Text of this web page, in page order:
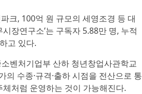
크, 100억 원 규모의 세영조경 등 대
장연구소’는 구독자 5.88만 명, 누적
고 있다.
벤처기업부 산하 청년창업사관학교
수종·규격·출하 시점을 전산으로 통
처럼 운영하는 것이 가능해진다.